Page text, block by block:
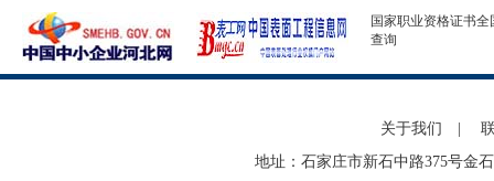
国家职业资格证书全
查询
关于我们
地址：石家庄市新石中路375号金